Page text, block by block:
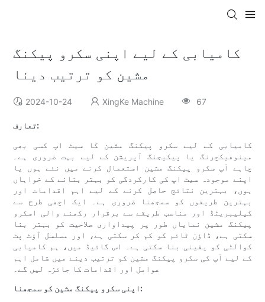
کامیابی کے لیے اپنی سکرو پیکنگ
مشین کو ترتیب دینا
2024-10-24 XingKe Machine 67
تعارف:
کامیابی کے لیے سکرو پیکنگ مشین کا سیٹ اپ کسی بھی
مینوفیکچرنگ یا پیکیجنگ آپریشن کے لیے بہت ضروری ہے۔
چاہے آپ سکرو پیکنگ مشین استعمال کرنے میں نئے ہوں یا
اپنے موجودہ سیٹ اپ کی کارکردگی کو بہتر بنانے کے خواہاں
ہوں، بہترین نتائج حاصل کرنے کے لیے اہم اقدامات اور
بہترین طریقوں کو سمجھنا ضروری ہے۔ ایک اچھی طرح سے
کیلیبریٹڈ اور مناسب طریقے سے برقرار رکھنے والی اسکرو
پیکنگ مشین نمایاں طور پر پیداواری صلاحیت کو بہتر بنا
سکتی ہے، ڈاؤن ٹائم کو کم کر سکتی ہے، اور مسلسل آؤٹ پٹ
کوالٹی کو یقینی بنا سکتی ہے۔ اس گائیڈ میں، ہم کامیابی
کے لیے آپ کی سکرو پیکنگ مشین کو ترتیب دینے میں شامل اہم
عوامل اور اقدامات کا جائزہ لیں گے۔
اپنی سکرو پیکنگ مشین کو سمجھنا: